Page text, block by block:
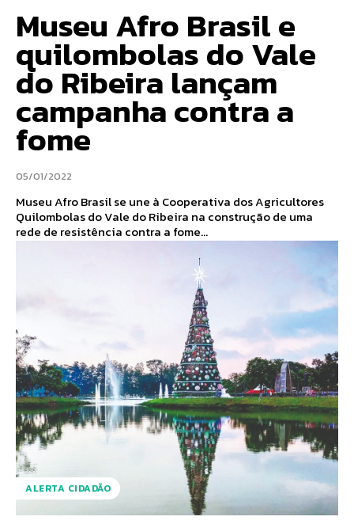
Museu Afro Brasil e
quilombolas do Vale
do Ribeira lançam
campanha contra a
fome
05/01/2022
Museu Afro Brasil se une à Cooperativa dos Agricultores
Quilombolas do Vale do Ribeira na construção de uma
rede de resistência contra a fome...
ALERTA CIDADÃO